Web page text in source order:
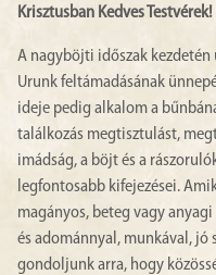
Krisztusban Kedves Testvérek!
A nagyböjti időszak
Urunk feltámadásának
ideje pedig alkalom a
találkozás megtisztulást,
imádság, a böjt és a
legfontosabb kifejezései.
magányos, beteg vagy
és adománnyal, munkával, jó
gondoljunk arra, hogy